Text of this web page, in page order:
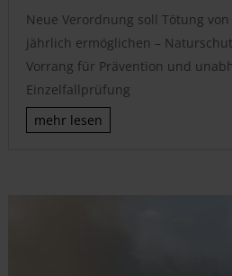
Neue Verordnung soll Tötung
jährlich ermöglichen –
Vorrang für Prävention und
Einzelfallprüfung
mehr lesen